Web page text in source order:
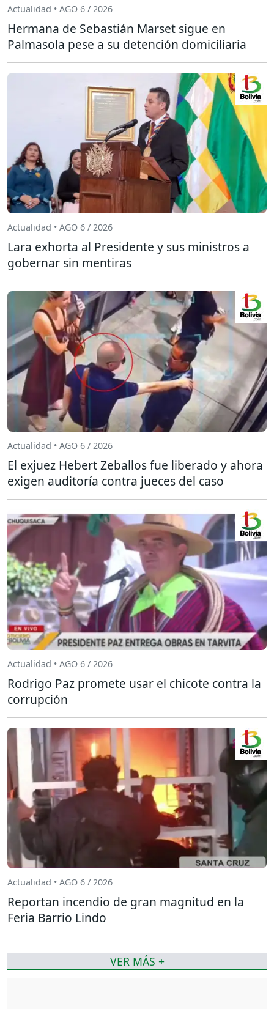
Actualidad • AGO 6 / 2026
Hermana de Sebastián Marset sigue en
Palmasola pese a su detención domiciliaria
Actualidad • AGO 6 / 2026
Lara exhorta al Presidente y sus ministros a
gobernar sin mentiras
Actualidad • AGO 6 / 2026
El exjuez Hebert Zeballos fue liberado y ahora
exigen auditoría contra jueces del caso
Actualidad • AGO 6 / 2026
Rodrigo Paz promete usar el chicote contra la
corrupción
Actualidad • AGO 6 / 2026
Reportan incendio de gran magnitud en la
Feria Barrio Lindo
VER MÁS +